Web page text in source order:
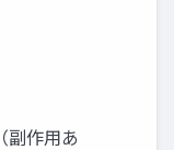
副作用あ